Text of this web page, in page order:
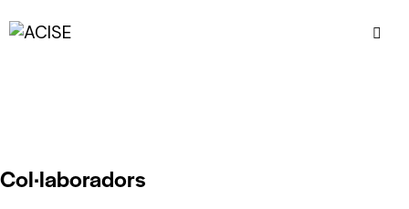
Col·laboradors